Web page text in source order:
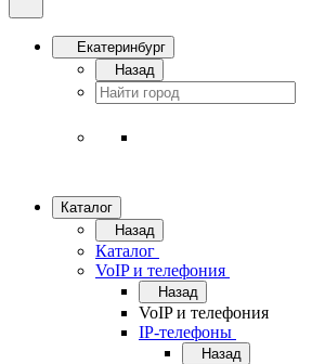
Екатеринбург
Назад
Каталог
Назад
Каталог
VoIP и телефония
Назад
VoIP и телефония
IP-телефоны
Назад